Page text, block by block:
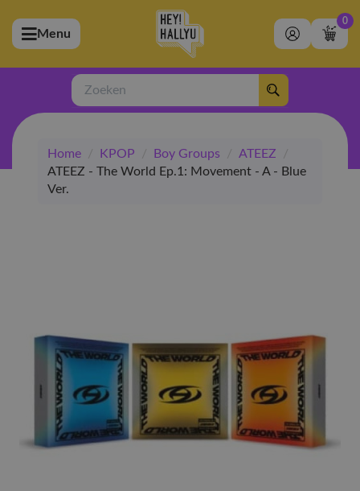
(Artiesten)
(Merchandise)
(Exclusive)
(Winkel)
Menu
0
Zoeken
Home / KPOP / Boy Groups / ATEEZ
/
ATEEZ - The World Ep.1: Movement - A - Blue
Ver.